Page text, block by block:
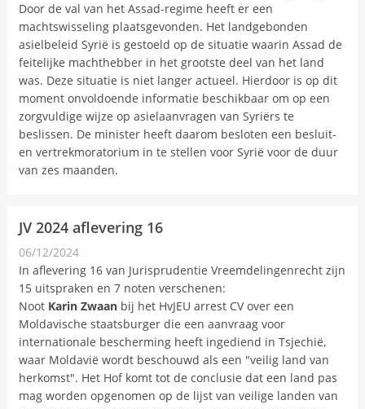
Door de val van het Assad-regime heeft er een
machtswisseling plaatsgevonden. Het landgebonden
asielbeleid Syrië is gestoeld op de situatie waarin Assad de
feitelijke machthebber in het grootste deel van het land
was. Deze situatie is niet langer actueel. Hierdoor is op dit
moment onvoldoende informatie beschikbaar om op een
zorgvuldige wijze op asielaanvragen van Syriërs te
beslissen. De minister heeft daarom besloten een besluit-
en vertrekmoratorium in te stellen voor Syrië voor de duur
van zes maanden.
JV 2024 aflevering 16
06/12/2024
Nieuwsbericht
In aflevering 16 van Jurisprudentie Vreemdelingenrecht zijn
15 uitspraken en 7 noten verschenen:
Noot Karin Zwaanbij het HvJEU arrest CV over een
Moldavische staatsburger die een aanvraag voor
internationale bescherming heeft ingediend in Tsjechië,
waar Moldavië wordt beschouwd als een "veilig land van
herkomst". Het Hof komt tot de conclusie dat een land pas
mag worden opgenomen op de lijst van veilige landen van